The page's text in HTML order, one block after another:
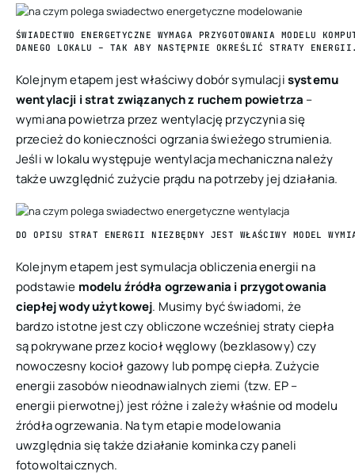
ŚWIADECTWO ENERGETYCZNE WYMAGA PRZYGOTOWANIA MODELU
DANEGO LOKALU – TAK ABY NASTĘPNIE OKREŚLIĆ STRATY
Kolejnym etapem jest właściwy dobór symulacjisystemu
wentylacji i strat związanych z ruchem powietrza –
wymiana powietrza przez wentylację przyczynia się
przecież do konieczności ogrzania świeżego strumienia.
Jeśli w lokalu występuje wentylacja mechaniczna należy
także uwzględnić zużycie prądu na potrzeby jej działania.
DO OPISU STRAT ENERGII NIEZBĘDNY JEST WŁAŚCIWY MODEL
Kolejnym etapem jest symulacja obliczenia energii na
podstawie modelu źródła ogrzewania i przygotowania
ciepłej wody użytkowej. Musimy być świadomi, że
bardzo istotne jest czy obliczone wcześniej straty ciepła
są pokrywane przez kocioł węglowy (bezklasowy) czy
nowoczesny kocioł gazowy lub pompę ciepła. Zużycie
energii zasobów nieodnawialnych ziemi (tzw. EP –
energii pierwotnej) jest różne i zależy właśnie od modelu
źródła ogrzewania. Na tym etapie modelowania
uwzględnia się także działanie kominka czy paneli
fotowoltaicznych.